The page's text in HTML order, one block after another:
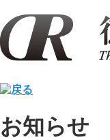
お知らせ